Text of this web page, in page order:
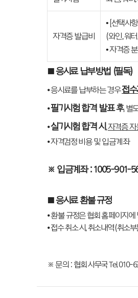
자격증 발급비
• [선택사
(와인, 워
• 자격증
■응시료 납부방법 (필독)
⦁ 응시료를 납부하는 경우접
⦁필기시험 합격 발표 후, 별
⦁실기시험 합격 시 ,자격증
⦁ 자격검정 비용 및 입금계좌
※ 입금계좌: 1005-901-
■응시료 환불 규정
⦁ 환불 규정은 협회 홈페이지에
⦁ 접수 취소 시, 취소내역(취소
※ 문의 : 협회 사무국 Tel. 010-